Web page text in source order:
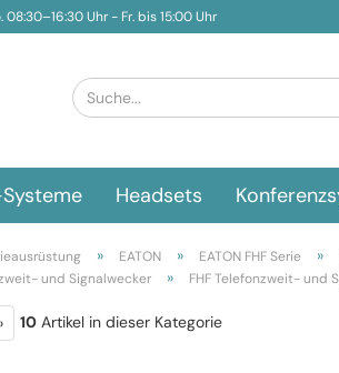
Uhr - Fr. bis 15:00 Uhr
Headsets
» EATON » EATON FHF Serie »
und Signalwecker » FHF Telefonzweit- und
10 Artikel in dieser Kategorie